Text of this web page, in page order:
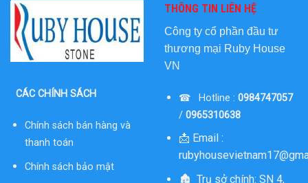
CÁC CHÍNH SÁCH
Chính sách bán hàng và
thanh toán
Chính sách bảo mật
THÔNG TIN LIÊN HỆ
Công ty cổ phần đầu tư
thương mại Ruby House
VN
☎ Hotline : 0984747057
/ 0965310638
📩 Email :
🏚 Trụ sở chính: SN 4,